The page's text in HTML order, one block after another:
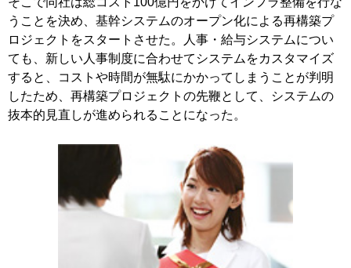
うことを決め、基幹システムのオープン化による再構築プ
ロジェクトをスタートさせた。人事・給与システムについ
ても、新しい人事制度に合わせてシステムをカスタマイズ
すると、コストや時間が無駄にかかってしまうことが判明
したため、再構築プロジェクトの先鞭として、システムの
抜本的見直しが進められることになった。